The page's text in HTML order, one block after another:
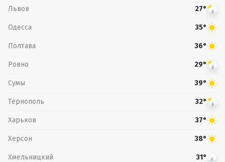
Львов 27°
Одесса 35°
Полтава 36°
Ровно 29°
Сумы 39°
Тернополь 32°
Харьков 37°
Херсон 38°
Хмельницкий 31°